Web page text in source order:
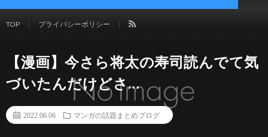
TOP プライバシーポリシー
【漫画】今さら将太の寿司読んでて気
づいたんだけどさ…
2022.06.06 マンガの話題まとめブログ